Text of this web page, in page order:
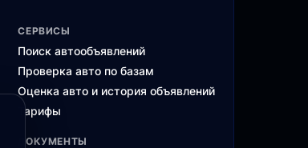
СЕРВИСЫ
Поиск автообъявлений
Проверка авто по базам
Оценка авто и история объявлений
Тарифы
ДОКУМЕНТЫ